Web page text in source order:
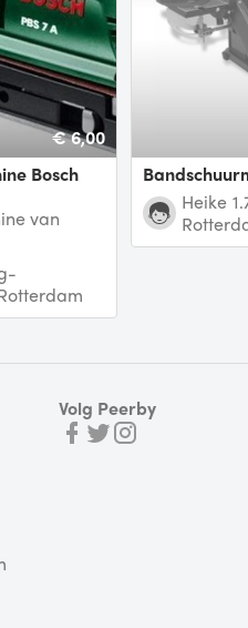
€ 6,00
Bosch
van
om
te drag
heike
Volg Peerby